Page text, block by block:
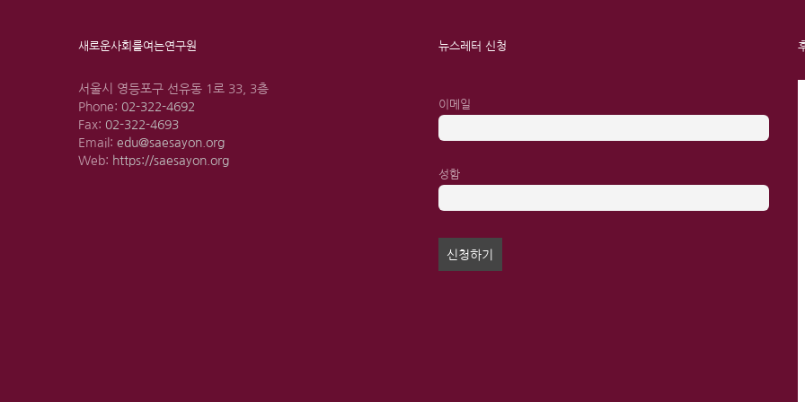
새로운사회를여는연구원
서울시 영등포구 선유동 1로 33, 3층
Phone: 02-322-4692
Fax: 02-322-4693
Email: edu@saesayon.org
Web: https://saesayon.org
뉴스레터 신청
이메일
성함